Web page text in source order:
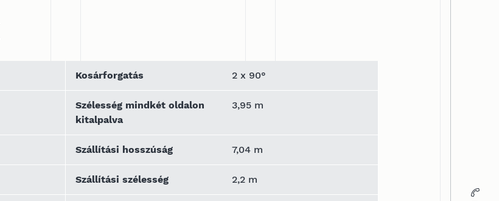
Kosárforgatás 2 x 90°
Szélesség mindkét oldalon
kitalpalva
3,95 m
Szállítási hosszúság 7,04 m
Szállítási szélesség 2,2 m